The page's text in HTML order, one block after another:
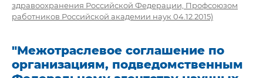
здравоохранения Российской Федерации, Профсоюзом
работников Российской академии наук 04.12.2015)
"Межотраслевое соглашение по
организациям, подведомственным